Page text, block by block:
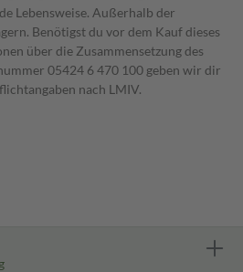
Lebensweise. Außerhalb der
Benötigst du vor dem Kauf dieses
über die Zusammensetzung des
05424 6 470 100 geben wir dir
nach LMIV.